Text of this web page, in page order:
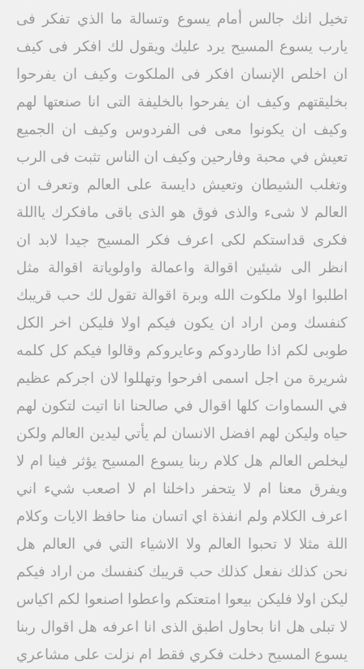
تخيل انك جالس أمام يسوع وتسالة ما الذي تفكر فى
يارب يسوع المسيح يرد عليك ويقول لك افكر فى كيف
ان اخلص الإنسان افكر فى الملكوت وكيف ان يفرحوا
بخليقتهم وكيف ان يفرحوا بالخليفة التى انا صنعتها لهم
وكيف ان يكونوا معى فى الفردوس وكيف ان الجميع
تعيش في محبة وفارحين وكيف ان الناس تثبت فى الرب
وتغلب الشيطان وتعيش دايسة على العالم وتعرف ان
العالم لا شىء والذى فوق هو الذى باقى مافكرك يااللة
فكرى قداستكم لكى اعرف فكر المسيح جيدا لابد ان
انظر الى شيئين اقوالة واعمالة واولوياتة اقوالة مثل
اطلبوا اولا ملكوت الله وبرة اقوالة تقول لك حب قريبك
كنفسك ومن اراد ان يكون فيكم اولا فليكن اخر الكل
طوبى لكم اذا طاردوكم وعايروكم وقالوا فيكم كل كلمه
شريرة من اجل اسمى افرحوا وتهللوا لان اجركم عظيم
في السماوات كلها اقوال في صالحنا انا اتيت لتكون لهم
حياه وليكن لهم افضل الانسان لم يأتي ليدين العالم ولكن
ليخلص العالم هل كلام ربنا يسوع المسيح يؤثر فينا ام لا
ويفرق معنا ام لا يتحفر داخلنا ام لا اصعب شيء اني
اعرف الكلام ولم انفذة اي اتسان منا حافظ الايات وكلام
اللة مثلا لا تحبوا العالم ولا الاشياء التي في العالم هل
نحن كذلك نفعل كذلك حب قريبك كنفسك من اراد فيكم
ليكن اولا فليكن بيعوا امتعتكم واعطوا اصنعوا لكم اكياس
لا تبلى هل انا بحاول اطبق الذى انا اعرفه هل اقوال ربنا
يسوع المسيح دخلت فكري فقط ام نزلت على مشاعري